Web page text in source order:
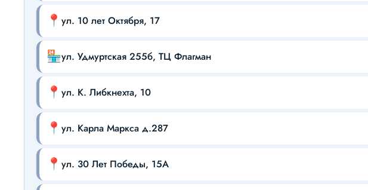
📍 ул. 10 лет Октября, 17
🏪ул. Удмуртская 255б, ТЦ Флагман
📍 ул. К. Либкнехта, 10
📍 ул. Карла Маркса д.287
📍 ул. 30 Лет Победы, 15А